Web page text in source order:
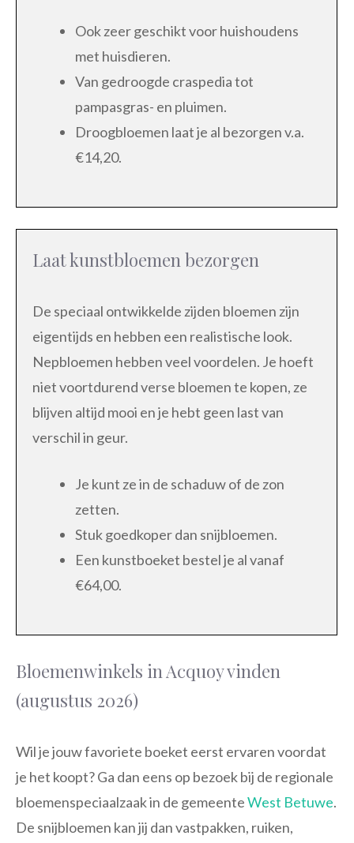
Ook zeer geschikt voor huishoudens
met huisdieren.
Van gedroogde craspedia tot
pampasgras- en pluimen.
Droogbloemen laat je al bezorgen v.a.
€14,20.
Laat kunstbloemen bezorgen
De speciaal ontwikkelde zijden bloemen zijn
eigentijds en hebben een realistische look.
Nepbloemen hebben veel voordelen. Je hoeft
niet voortdurend verse bloemen te kopen, ze
blijven altijd mooi en je hebt geen last van
verschil in geur.
Je kunt ze in de schaduw of de zon
zetten.
Stuk goedkoper dan snijbloemen.
Een kunstboeket bestel je al vanaf
€64,00.
Bloemenwinkels in Acquoy vinden
(augustus 2026)
Wil je jouw favoriete boeket eerst ervaren voordat
je het koopt? Ga dan eens op bezoek bij de regionale
bloemenspeciaalzaak in de gemeenteWest Betuwe.
De snijbloemen kan jij dan vastpakken, ruiken,